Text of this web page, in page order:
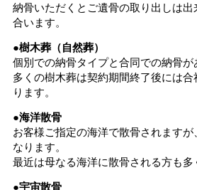
納骨いただくとご遺骨の取り出しは
合います。
●樹木葬（自然葬）
個別での納骨タイプと合同での納骨が
多くの樹木葬は契約期間終了後には
ります。
●海洋散骨
お客様ご指定の海洋で散骨されます
なります。
最近は母なる海洋に散骨される方も多
●宇宙散骨